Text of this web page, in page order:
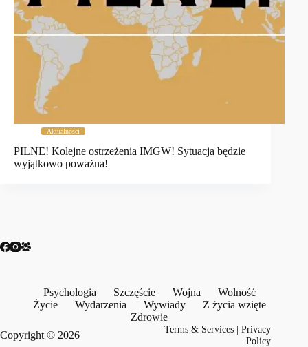
Aktualności
PILNE! Kolejne ostrzeżenia IMGW! Sytuacja będzie
wyjątkowo poważna!
Psychologia Szczęście Wojna
Wolność
Życie
Wydarzenia Wywiady
Z życia wzięte
Zdrowie
Copyright © 2026
Terms & Services |Privacy
Policy